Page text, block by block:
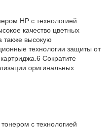
HP с технологией
качество цветных
также высокую
технологии защиты от
Сократите
оригинальных
с технологией